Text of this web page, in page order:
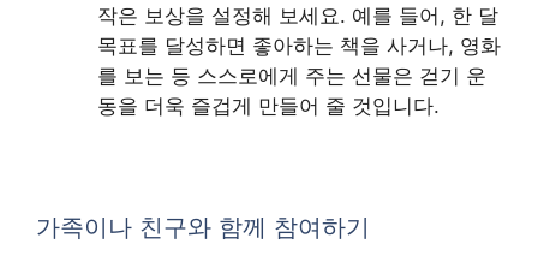
작은 보상을 설정해 보세요. 예를 들어, 한 달
목표를 달성하면 좋아하는 책을 사거나, 영화
를 보는 등 스스로에게 주는 선물은 걷기 운
동을 더욱 즐겁게 만들어 줄 것입니다.
가족이나 친구와 함께 참여하기